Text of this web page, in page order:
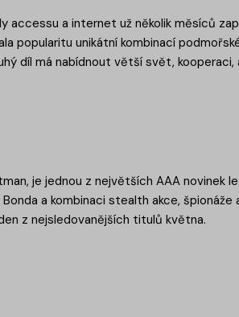
accessu a internet už několik měsíců
popularitu unikátní kombinací
díl má nabídnout větší svět, kooperaci,
je jednou z největších AAA novinek
a kombinaci stealth akce, špionáže
z nejsledovanějších titulů května.